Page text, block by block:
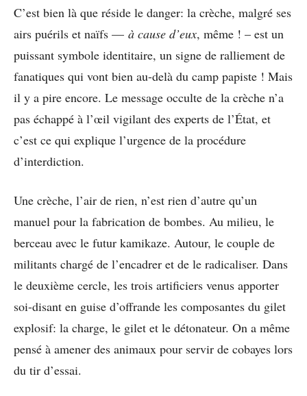
C’est bien là que réside le danger: la crèche, malgré ses
airs puérils et naïfs — à cause d’eux, même ! – est un
puissant symbole identitaire, un signe de ralliement de
fanatiques qui vont bien au-delà du camp papiste ! Mais
il y a pire encore. Le message occulte de la crèche n’a
pas échappé à l’œil vigilant des experts de l’État, et
c’est ce qui explique l’urgence de la procédure
d’interdiction.
Une crèche, l’air de rien, n’est rien d’autre qu’un
manuel pour la fabrication de bombes. Au milieu, le
berceau avec le futur kamikaze. Autour, le couple de
militants chargé de l’encadrer et de le radicaliser. Dans
le deuxième cercle, les trois artificiers venus apporter
soi-disant en guise d’offrande les composantes du gilet
explosif: la charge, le gilet et le détonateur. On a même
pensé à amener des animaux pour servir de cobayes lors
du tir d’essai.